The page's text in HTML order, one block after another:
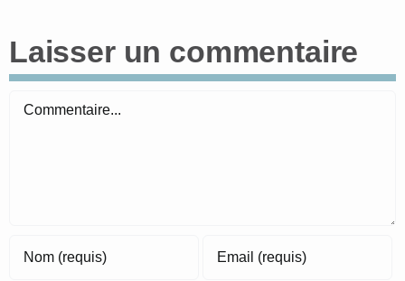
Laisser un commentaire
Commentaire